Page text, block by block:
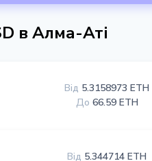
в Алма-Аті
Від 5.3158973 ETH
До 66.59 ETH
Від 5.344714 ETH